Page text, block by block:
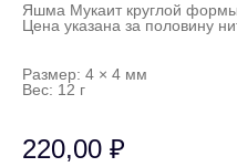
Яшма Мукаит круглой формы.
Цена указана за половину
Размер: 4 × 4 мм
Вес: 12 г
220,00 ₽